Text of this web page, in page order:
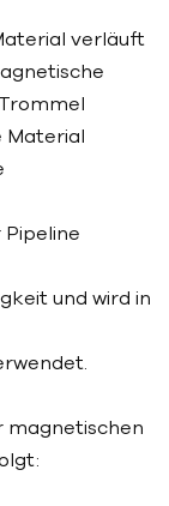
verläuft
Material
Pipeline
und wird in
magnetischen